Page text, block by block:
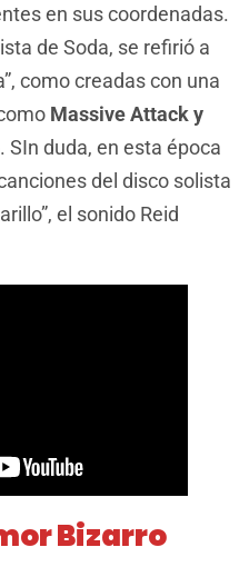
en sus coordenadas.
de Soda, se refirió a
como creadas con una
Massive Attack y
. SIn duda, en esta época
del disco solista
el sonido Reid
Bizarro